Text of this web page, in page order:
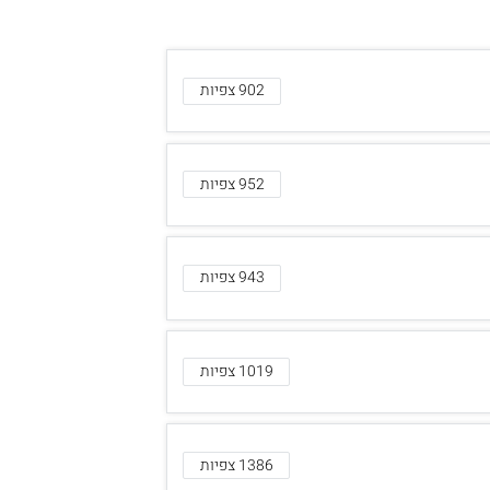
902 צפיות
952 צפיות
943 צפיות
1019 צפיות
1386 צפיות